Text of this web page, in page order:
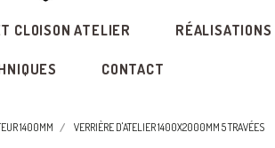
CLOISON ATELIER RÉALISATIONS
CONTACT
1400MM VERRIÈRE D'ATELIER 1400X2000MM 5 TRAVÉES